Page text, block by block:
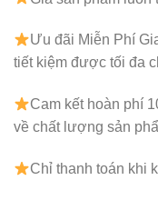
Ưu đãi Miễn Phí
tiết kiệm được tối đa
Cam kết hoàn phí
về chất lượng sản
Chỉ thanh toán khi